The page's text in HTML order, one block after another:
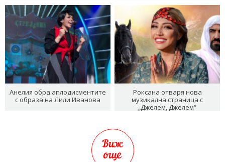
Анелия обра аплодисментите
с образа на Лили Иванова
Роксана отваря нова
музикална страница с
„Джелем, Джелем“
Виж
още